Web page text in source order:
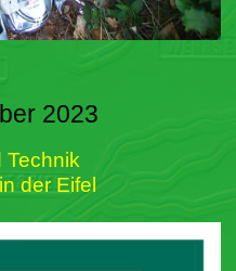
2023
Technik
der Eifel